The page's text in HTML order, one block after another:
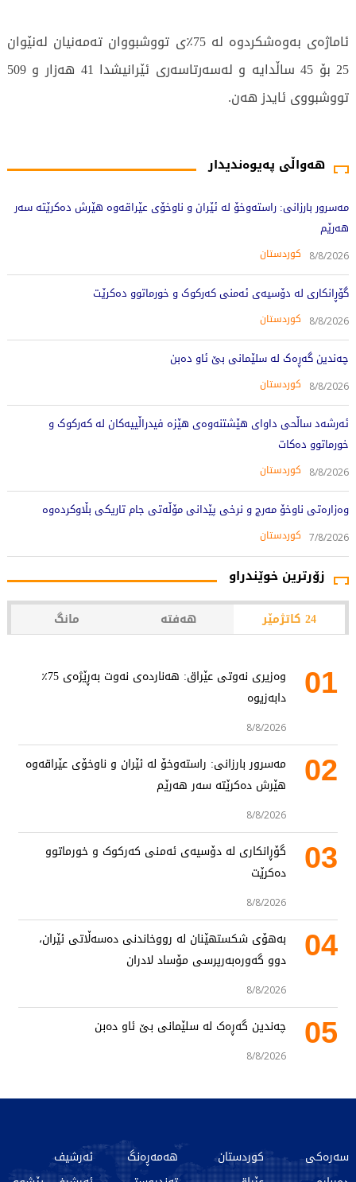
هەواڵی پەیوەندیدار
مەسرور بارزانی: راستەوخۆ لە ئێران و ناوخۆی عێراقەوە هێرش دەکرێتە سەر
هەرێم
8/8/2026 کوردستان
گۆڕانکاری لە دۆسیەی ئەمنی کەرکوک و خورماتوو دەکرێت
8/8/2026 کوردستان
چەندین گەڕەک لە سلێمانی بێ ئاو دەبن
8/8/2026 کوردستان
ئەرشەد ساڵحی داوای هێشتنەوەی هێزە فیدراڵییەکان لە کەرکوک و
خورماتوو دەکات
8/8/2026 کوردستان
وەزارەتی ناوخۆ مەرج و نرخی پێدانی مۆڵەتی جام تاریکی بڵاوکردەوە
7/8/2026 کوردستان
ئاماژه‌ی به‌وه‌شكردوه‌ له‌ 75٪ی تووشبووان تەمەنیان لەنێوان
25 بۆ 45 ساڵدایه‌ و له‌سه‌رتاسه‌ری ئێرانیشدا 41 هەزار و 509
تووشبووی ئایدز هەن.
زۆرترین خوێندراو
24 کاتژمێر هەفتە مانگ
01
وەزیری نەوتی عێراق: هەناردەی نەوت بەڕێژەی 75٪
دابەزیوە
8/8/2026
02
مەسرور بارزانی: راستەوخۆ لە ئێران و ناوخۆی عێراقەوە
هێرش دەکرێتە سەر هەرێم
8/8/2026
03
گۆڕانکاری لە دۆسیەی ئەمنی کەرکوک و خورماتوو
دەکرێت
8/8/2026
04
بەهۆی شکستهێنان لە رووخاندنی دەسەڵاتی ئێران،
دوو گەورەبەرپرسی مۆساد لادران
8/8/2026
05 چەندین گەڕەک لە سلێمانی بێ ئاو دەبن
8/8/2026
سەرەکی
کوردستان
هەمەڕەنگ
ئەرشیف